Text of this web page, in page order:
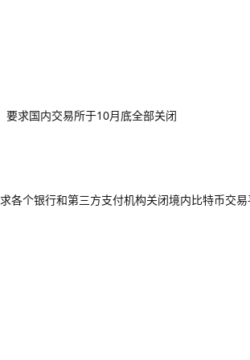
求国内交易所于10月底全部关闭
各个银行和第三方支付机构关闭境内比特币交易